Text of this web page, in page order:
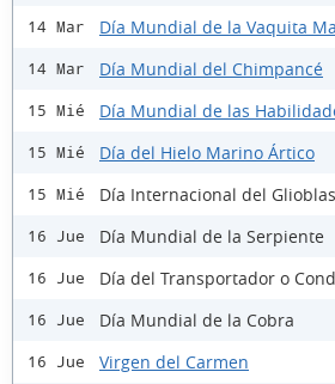
14 Mar Día Mundial de la Vaquita
14 Mar Día Mundial del Chimpancé
15 Mié Día Mundial de las
15 Mié Día del Hielo Marino Ártico
15 Mié Día Internacional del
16 Jue Día Mundial de la Serpiente
16 Jue Día del Transportador o
16 Jue Día Mundial de la Cobra
16 Jue Virgen del Carmen